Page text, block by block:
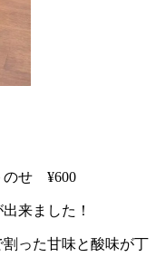
のせ ¥600
来ました！
った甘味と酸味が丁